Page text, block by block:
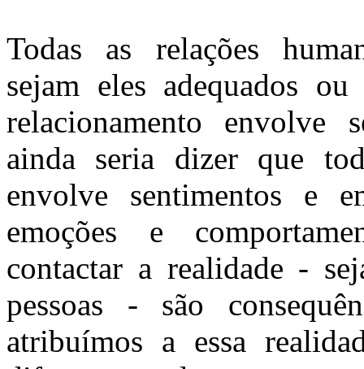
Todas as relações
sejam eles adequados
relacionamento envolve
ainda seria dizer que
envolve sentimentos e
emoções e
contactar a realidade -
pessoas - são
atribuímos a essa